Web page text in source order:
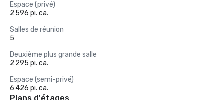
Espace (privé)
2 596 pi. ca.
Salles de réunion
5
Deuxième plus grande salle
2 295 pi. ca.
Espace (semi-privé)
6 426 pi. ca.
Plans d'étages